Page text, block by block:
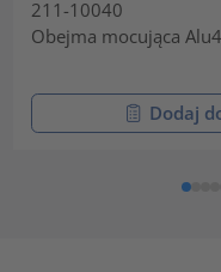
211-10040
Obejma mocująca Alu4
Dodaj